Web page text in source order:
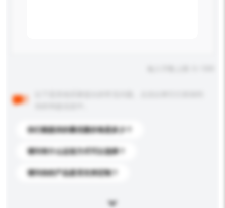
你们能提供的最优惠价格是多少？
请问有什么运送方式可以选择？
请问你的产品是否支持定制？